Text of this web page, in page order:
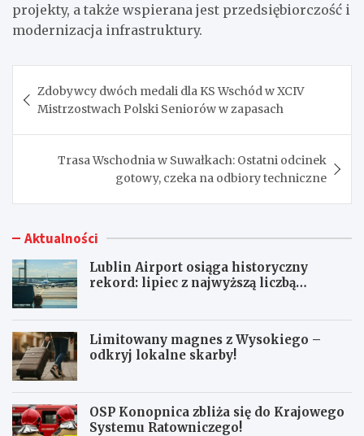
projekty, a także wspierana jest przedsiębiorczość i
modernizacja infrastruktury.
wpisu
Zdobywcy dwóch medali dla KS Wschód w XCIV
Mistrzostwach Polski Seniorów w zapasach
Trasa Wschodnia w Suwałkach: Ostatni odcinek
gotowy, czeka na odbiory techniczne
Aktualności
Lublin Airport osiąga historyczny
rekord: lipiec z najwyższą liczbą
Limitowany magnes z Wysokiego –
odkryj lokalne skarby!
OSP Konopnica zbliża się do Krajowego
Systemu Ratowniczego!